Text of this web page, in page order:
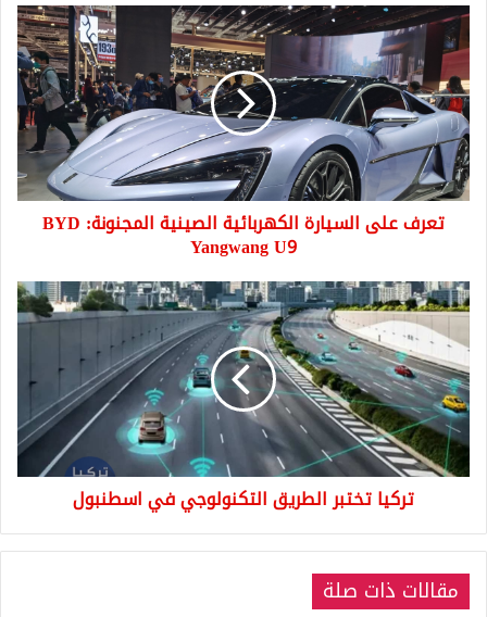
تعرف
على
السيارة
الكهربائية
الصينية
المجنونة:
BYD
Yangwang
U9
تعرف على السيارة الكهربائية الصينية المجنونة: BYD
Yangwang U9
تركيا
تختبر
الطريق
التكنولوجي
في
اسطنبول
تركيا تختبر الطريق التكنولوجي في اسطنبول
مقالات ذات صلة